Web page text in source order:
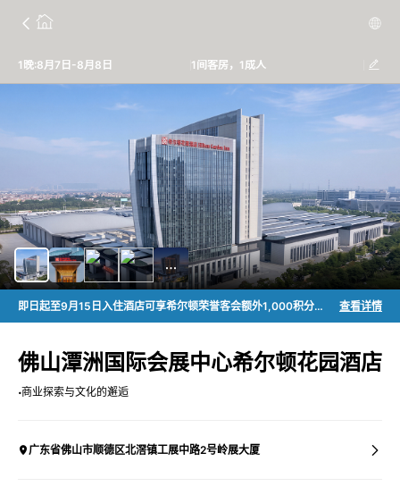
1晚:8月7日-8月8日 1间客房，1成人
即日起至9月15日入住酒店可享希尔顿荣誉客会额外1,000积分每晚。 查看详情
佛山潭洲国际会展中心希尔顿花园酒店
商业探索与文化的邂逅
广东省佛山市顺德区北滘镇工展中路2号岭展大厦